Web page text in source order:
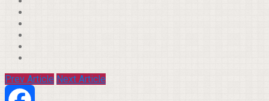
Prev Article Next Article